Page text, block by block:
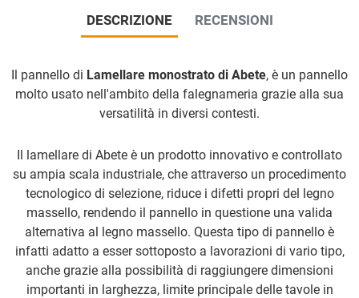
DESCRIZIONE RECENSIONI
Il pannello di Lamellare monostrato di Abete, è un pannello
molto usato nell'ambito della falegnameria grazie alla sua
versatilità in diversi contesti.
Il lamellare di Abete è un prodotto innovativo e controllato
su ampia scala industriale, che attraverso un procedimento
tecnologico di selezione, riduce i difetti propri del legno
massello, rendendo il pannello in questione una valida
alternativa al legno massello. Questa tipo di pannello è
infatti adatto a esser sottoposto a lavorazioni di vario tipo,
anche grazie alla possibilità di raggiungere dimensioni
importanti in larghezza, limite principale delle tavole in